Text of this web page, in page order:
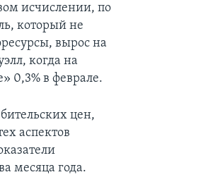
исчислении, по
который не
вырос на
когда на
0,3% в феврале.
цен,
аспектов
месяца года.